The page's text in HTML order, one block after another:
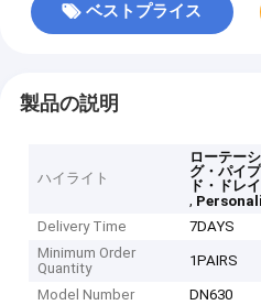
ベストプライス
製品の説明
ハイライト
ローテー
グ・パイ
ド・ドレ
,
Delivery Time
7DAYS
Minimum Order
Quantity
1PAIRS
Model Number
DN630